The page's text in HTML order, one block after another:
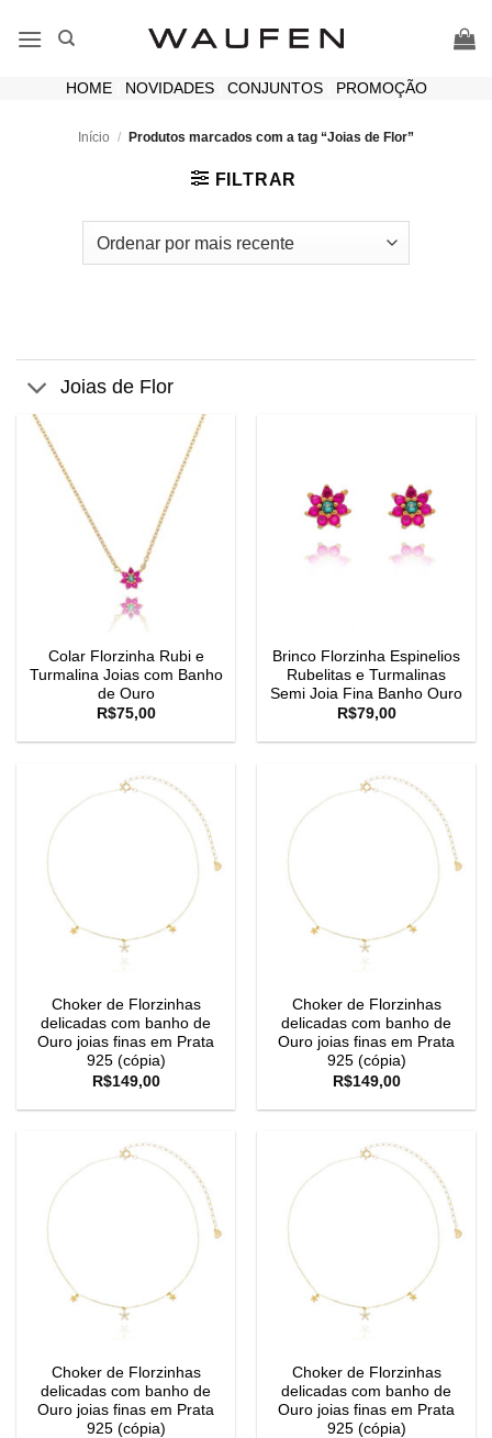
HOME| NOVIDADES| CONJUNTOS| PROMOÇÃO
Início / Produtos marcados com a tag “Joias de Flor”
FILTRAR
Joias de Flor
Colar Florzinha Rubi e
Turmalina Joias com Banho
de Ouro
R$75,00
Brinco Florzinha Espinelios
Rubelitas e Turmalinas
Semi Joia Fina Banho Ouro
R$79,00
Choker de Florzinhas
delicadas com banho de
Ouro joias finas em Prata
925 (cópia)
R$149,00
Choker de Florzinhas
delicadas com banho de
Ouro joias finas em Prata
925 (cópia)
R$149,00
Choker de Florzinhas
delicadas com banho de
Ouro joias finas em Prata
925 (cópia)
Choker de Florzinhas
delicadas com banho de
Ouro joias finas em Prata
925 (cópia)